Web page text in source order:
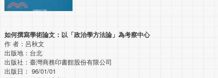
如何撰寫學術論文：以「政治學方法論」為考察中心
作 者：呂秋文
出版地：台北
出版社：臺灣商務印書館股份有限公司
出版日： 96/01/01